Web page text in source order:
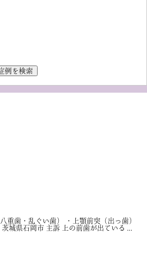
重歯・乱ぐい歯） ・上顎前突（出っ歯）
城県石岡市 主訴 上の前歯が出ている ...